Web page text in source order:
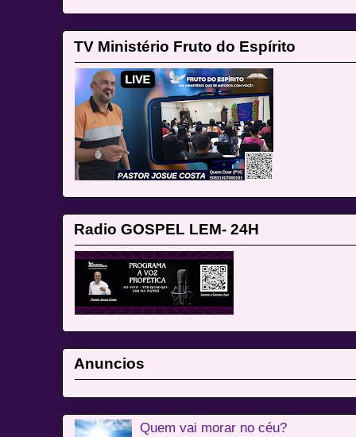
TV Ministério Fruto do Espírito
Radio GOSPEL LEM- 24H
Anuncios
Quem vai morar no céu?